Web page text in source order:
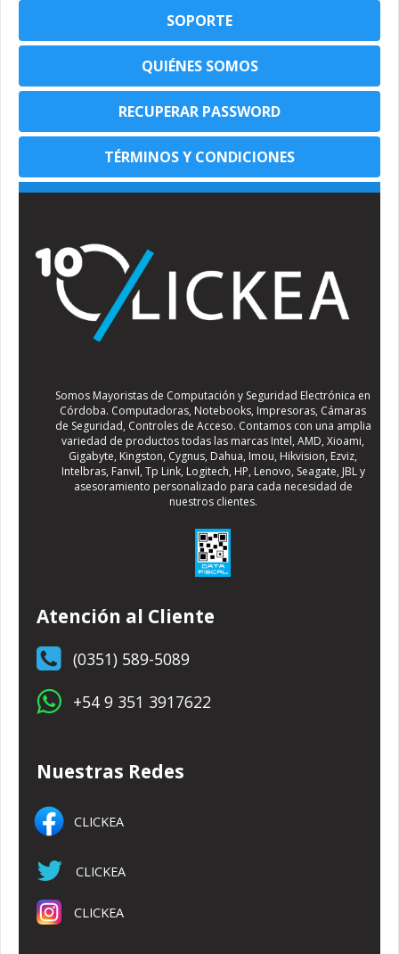
SOPORTE
QUIÉNES SOMOS
RECUPERAR PASSWORD
TÉRMINOS Y CONDICIONES
Somos Mayoristas de Computación y Seguridad Electrónica en
Córdoba. Computadoras, Notebooks, Impresoras, Cámaras
de Seguridad, Controles de Acceso. Contamos con una amplia
variedad de productos todas las marcas Intel, AMD, Xioami,
Gigabyte, Kingston, Cygnus, Dahua, Imou, Hikvision, Ezviz,
Intelbras, Fanvil, Tp Link, Logitech, HP, Lenovo, Seagate, JBL y
asesoramiento personalizado para cada necesidad de
nuestros clientes.
Atención al Cliente
(0351) 589-5089
+54 9 351 3917622
Nuestras Redes
CLICKEA
CLICKEA
CLICKEA